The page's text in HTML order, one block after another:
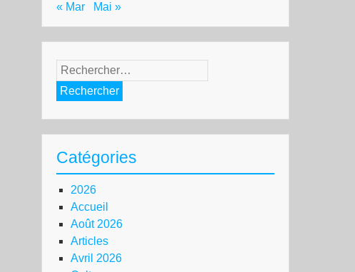
« Mar Mai »
Rechercher :
Catégories
2026
Accueil
Août 2026
Articles
Avril 2026